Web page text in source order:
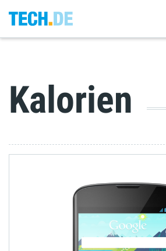
Kalorien